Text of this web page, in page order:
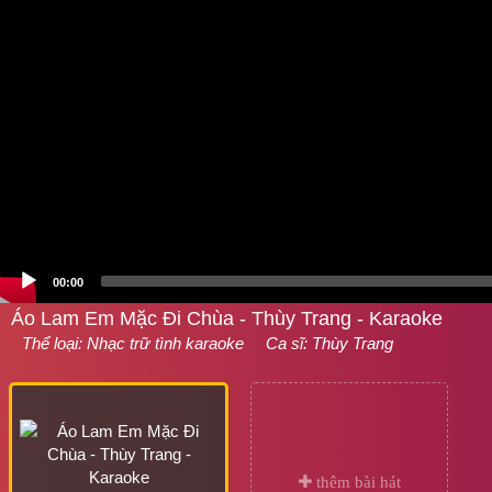
00:00
Áo Lam Em Mặc Đi Chùa - Thùy Trang - Karaoke
Thể loại: Nhạc trữ tình karaoke Ca sĩ: Thùy Trang